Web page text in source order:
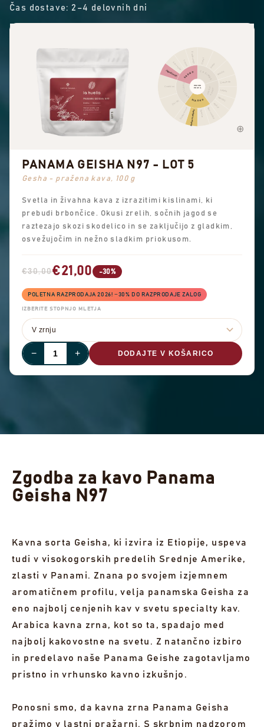
Čas dostave: 2–4 delovnih dni
Poper
Pekoče
Čokolada
Lešnik
Mandelj
Arašidi
Rjavi sladkor
Splošna sladkoba
Sladke arome
Črni čaj
Jagodičevje
Suho sadje
Drugo sadje
ZAČIMBE
SLADKO
CVETLIČNO
SADNO
OKUSNI
PROFIL
PANAMA GEISHA N97 - LOT 5
Gesha - pražena kava, 100 g
Svetla in živahna kava z izrazitimi kislinami, ki
prebudi brbončice. Okusi zrelih, sočnih jagod se
raztezajo skozi skodelico in se zaključijo z gladkim,
osvežujočim in nežno sladkim priokusom.
€30,00€21,00 -30%
POLETNA RAZPRODAJA 2026! −30% DO RAZPRODAJE ZALOG
IZBERITE STOPNJO MLETJA
− + DODAJTE V KOŠARICO
Zgodba za kavo Panama
Geisha N97
Kavna sorta Geisha, ki izvira iz Etiopije, uspeva
tudi v visokogorskih predelih Srednje Amerike,
zlasti v Panami. Znana po svojem izjemnem
aromatičnem profilu, velja panamska Geisha za
eno najbolj cenjenih kav v svetu specialty kav.
Arabica kavna zrna, kot so ta, spadajo med
najbolj kakovostne na svetu. Z natančno izbiro
in predelavo naše Panama Geishe zagotavljamo
pristno in vrhunsko kavno izkušnjo.
Ponosni smo, da kavna zrna Panama Geisha
pražimo v lastni pražarni. S skrbnim nadzorom